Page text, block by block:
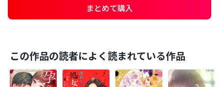
まとめて購入
この作品の読者によく読まれている作品